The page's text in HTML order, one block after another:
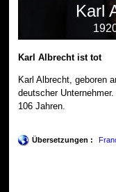
Karl
Karl Albrecht ist tot
Karl Albrecht, geboren
deutscher
106 Jahren.
Übersetzungen :